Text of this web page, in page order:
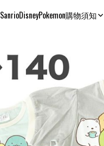
SanrioDisneyPokemon購物須知